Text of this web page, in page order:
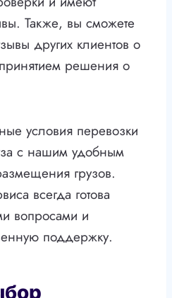
Также, вы сможете
других клиентов о
решения о
условия перевозки
с нашим удобным
грузов.
всегда готова
вопросами и
поддержку.